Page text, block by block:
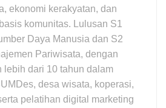
ekonomi kerakyatan, dan
komunitas. Lulusan S1
Daya Manusia dan S2
Pariwisata, dengan
lebih dari 10 tahun dalam
desa wisata, koperasi,
pelatihan digital marketing